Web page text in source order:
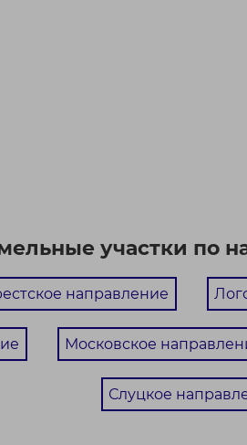
участки по
направление
Московское
Слуцкое